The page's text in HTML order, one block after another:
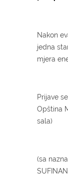
Nakon
jedna
mjera
Prijave
Opština
sala)
(sa